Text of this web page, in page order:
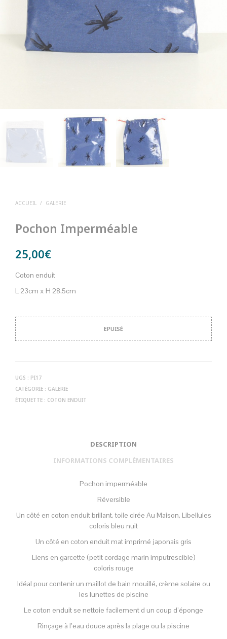
ACCUEIL / GALERIE
Pochon Imperméable
25,00€
Coton enduit
L 23cm x H 28,5cm
EPUISÉ
UGS : PI17
CATÉGORIE : GALERIE
ÉTIQUETTE : COTON ENDUIT
DESCRIPTION
INFORMATIONS COMPLÉMENTAIRES
Pochon imperméable
Réversible
Un côté en coton enduit brillant, toile cirée Au Maison, Libellules
coloris bleu nuit
Un côté en coton enduit mat imprimé japonais gris
Liens en garcette (petit cordage marin imputrescible)
coloris rouge
Idéal pour contenir un maillot de bain mouillé, crème solaire ou
les lunettes de piscine
Le coton enduit se nettoie facilement d un coup d’éponge
Rinçage à l’eau douce après la plage ou la piscine